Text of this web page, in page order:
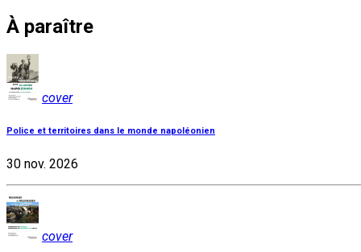
À paraître
cover
Police et territoires dans le monde napoléonien
30 nov. 2026
cover